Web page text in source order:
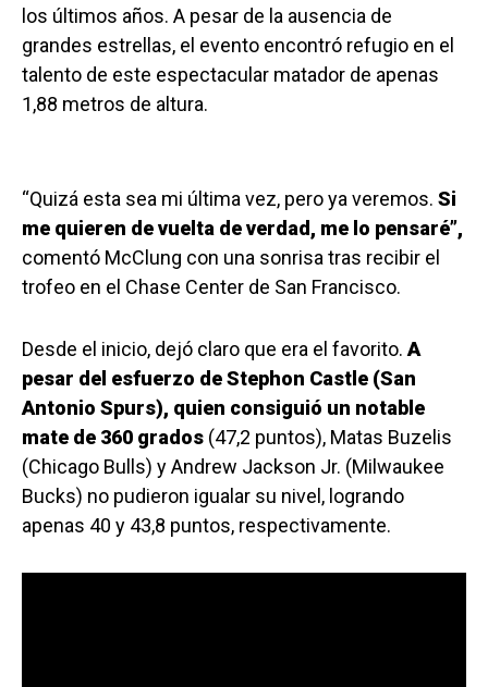
los últimos años. A pesar de la ausencia de
grandes estrellas, el evento encontró refugio en el
talento de este espectacular matador de apenas
1,88 metros de altura.
“Quizá esta sea mi última vez, pero ya veremos. Si
me quieren de vuelta de verdad, me lo pensaré”,
comentó McClung con una sonrisa tras recibir el
trofeo en el Chase Center de San Francisco.
Desde el inicio, dejó claro que era el favorito.A
pesar del esfuerzo de Stephon Castle (San
Antonio Spurs), quien consiguió un notable
mate de 360 grados (47,2 puntos), Matas Buzelis
(Chicago Bulls) y Andrew Jackson Jr. (Milwaukee
Bucks) no pudieron igualar su nivel, logrando
apenas 40 y 43,8 puntos, respectivamente.